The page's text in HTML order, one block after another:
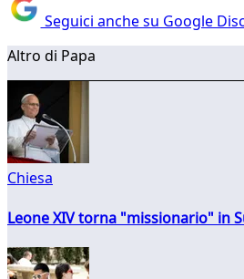
Seguici anche su Google
Altro di Papa
Chiesa
Leone XIV torna "missionario" in